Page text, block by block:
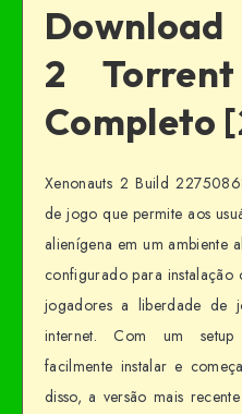
2
Completo
Xenonauts 2 Build
de jogo que permite aos
alienígena em um ambiente
configurado para
jogadores a liberdade de
internet. Com um
facilmente instalar e
disso, a versão mais